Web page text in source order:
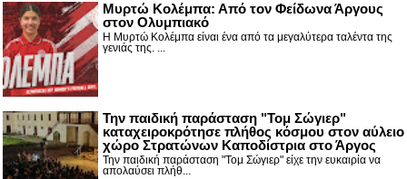
Μυρτώ Κολέμπα: Από τον Φείδωνα Άργους
στον Ολυμπιακό
Η Μυρτώ Κολέμπα είναι ένα από τα μεγαλύτερα ταλέντα της
γενιάς της. ...
Την παιδική παράσταση "Τομ Σώγιερ"
καταχειροκρότησε πλήθος κόσμου στον αύλειο
χώρο Στρατώνων Καποδίστρια στο Άργος
Την παιδική παράσταση "Τομ Σώγιερ" είχε την ευκαιρία να
απολαύσει πλήθ...